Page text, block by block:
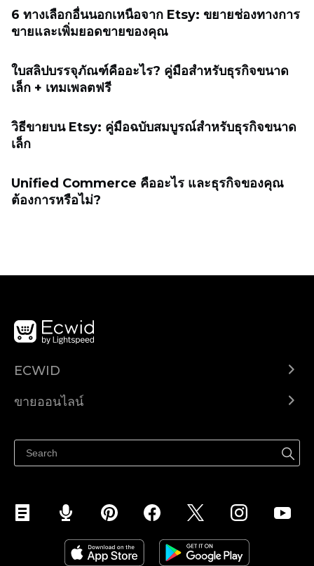
6 ทางเลือกอื่นนอกเหนือจาก Etsy: ขยายช่องทางการ
ขายและเพิ่มยอดขายของคุณ
ใบสลิปบรรจุภัณฑ์คืออะไร? คู่มือสำหรับธุรกิจขนาด
เล็ก + เทมเพลตฟรี
วิธีขายบน Etsy: คู่มือฉบับสมบูรณ์สำหรับธุรกิจขนาด
เล็ก
Unified Commerce คืออะไร และธุรกิจของคุณ
ต้องการหรือไม่?
ECWID
ราคา
ขายออนไลน์
ขายบนเฟสบุ๊ค